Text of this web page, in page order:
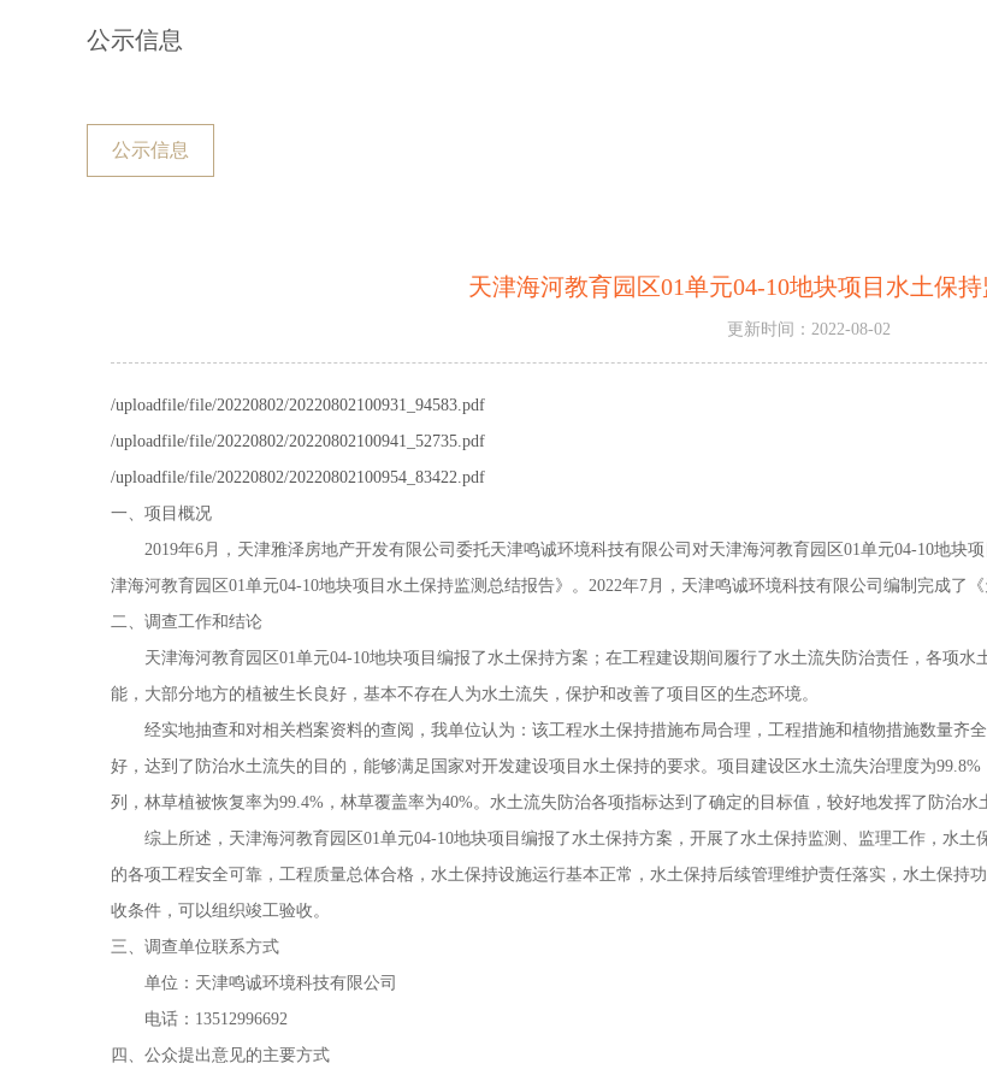
公示信息
公示信息
天津海河教育园区01单元04-10地块项目水土保
更新时间：2022-08-02
/uploadfile/file/20220802/20220802100931_94583.pdf
/uploadfile/file/20220802/20220802100941_52735.pdf
/uploadfile/file/20220802/20220802100954_83422.pdf
一、项目概况
2019年6月，天津雅泽房地产开发有限公司委托天津鸣诚环境科技有限公司对天津海河教育园区01单元04-10地块
津海河教育园区01单元04-10地块项目水土保持监测总结报告》。2022年7月，天津鸣诚环境科技有限公司编制完成了
二、调查工作和结论
天津海河教育园区01单元04-10地块项目编报了水土保持方案；在工程建设期间履行了水土流失防治责任，各项
能，大部分地方的植被生长良好，基本不存在人为水土流失，保护和改善了项目区的生态环境。
经实地抽查和对相关档案资料的查阅，我单位认为：该工程水土保持措施布局合理，工程措施和植物措施数量齐
好，达到了防治水土流失的目的，能够满足国家对开发建设项目水土保持的要求。项目建设区水土流失治理度为99.8%
列，林草植被恢复率为99.4%，林草覆盖率为40%。水土流失防治各项指标达到了确定的目标值，较好地发挥了防治水
综上所述，天津海河教育园区01单元04-10地块项目编报了水土保持方案，开展了水土保持监测、监理工作，水
的各项工程安全可靠，工程质量总体合格，水土保持设施运行基本正常，水土保持后续管理维护责任落实，水土保持
收条件，可以组织竣工验收。
三、调查单位联系方式
单位：天津鸣诚环境科技有限公司
电话： 13512996692
四、公众提出意见的主要方式